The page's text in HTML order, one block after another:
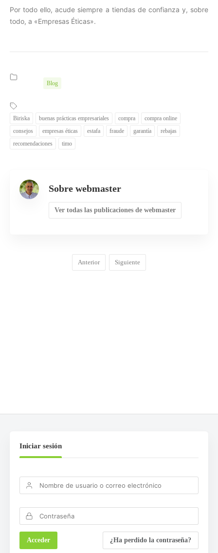
Por todo ello, acude siempre a tiendas de confianza y, sobre
todo, a «Empresas Éticas».
Blog
Biriska buenas prácticas empresariales compra
compra online
consejos
empresas éticas estafa fraude garantía
rebajas
recomendaciones
timo
Sobre webmaster
Ver todas las publicaciones de webmaster
Anterior Siguiente
Iniciar sesión
¿Ha perdido la contraseña?